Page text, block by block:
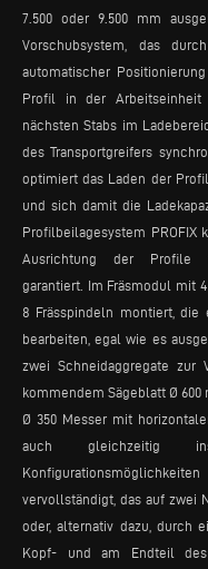
7.500 oder 9.500 mm
Vorschubsystem, das
automatischer
Profil in der Arbeitseinheit
nächsten Stabs im
des Transportgreifers
optimiert das Laden der
und sich damit die
Profilbeilagesystem PROFIX
Ausrichtung der Profile
garantiert. Im Fräsmodul mit
8 Frässpindeln montiert,
bearbeiten, egal wie es
zwei Schneidaggregate
kommendem Sägeblatt Ø
Ø 350 Messer mit
auch gleichzeitig
vervollständigt, das auf zwei
oder, alternativ dazu, durch
Kopf- und am Endteil